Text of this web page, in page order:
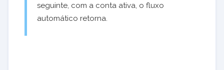
seguinte, com a conta ativa, o fluxo
automático retorna.